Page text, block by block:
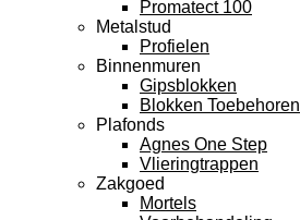
Promatect 100
Metalstud
Profielen
Binnenmuren
Gipsblokken
Blokken Toebehoren
Plafonds
Agnes One Step
Vlieringtrappen
Zakgoed
Mortels